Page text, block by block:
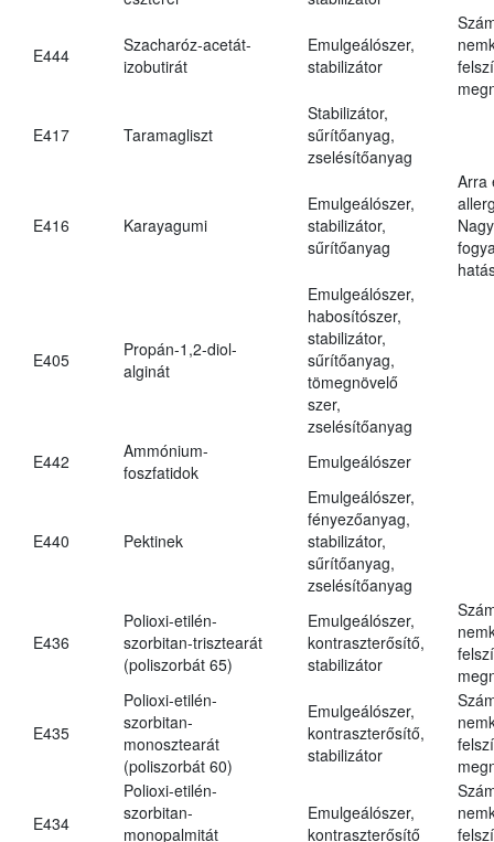
E444
Szacharóz-acetát-
izobutirát
Emulgeálószer,
stabilizátor
E417 Taramagliszt
Stabilizátor,
sűrítőanyag,
zselésítőanyag
E416 Karayagumi
Emulgeálószer,
stabilizátor,
sűrítőanyag
Arra
E405
Propán-1,2-diol-
alginát
Emulgeálószer,
habosítószer,
stabilizátor,
sűrítőanyag,
tömegnövelő
szer,
zselésítőanyag
E442
Ammónium-
foszfatidok
Emulgeálószer
E440 Pektinek
Emulgeálószer,
fényezőanyag,
stabilizátor,
sűrítőanyag,
zselésítőanyag
E436
Polioxi-etilén-
szorbitan-trisztearát
(poliszorbát 65)
Emulgeálószer,
kontraszterősítő,
stabilizátor
E435
Polioxi-etilén-
szorbitan-
monosztearát
(poliszorbát 60)
Emulgeálószer,
kontraszterősítő,
stabilizátor
E434
Polioxi-etilén-
szorbitan-
monopalmitát
Emulgeálószer,
kontraszterősítő